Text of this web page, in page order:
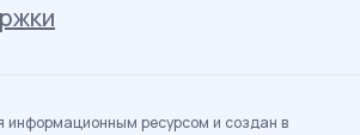
информационным ресурсом и создан в